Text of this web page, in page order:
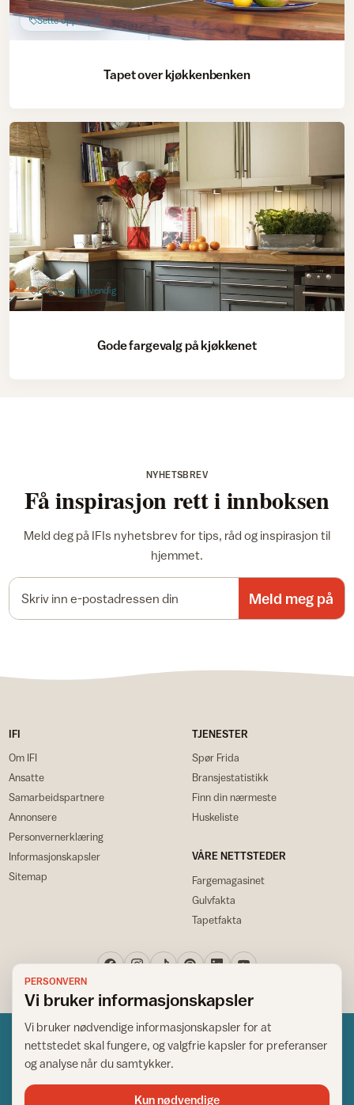
Sette opp tapet
Tapet over kjøkkenbenken
Fargevalg innvendig
Gode fargevalg på kjøkkenet
NYHETSBREV
Få inspirasjon rett i innboksen
Meld deg på IFIs nyhetsbrev for tips, råd og inspirasjon til
hjemmet.
Meld meg på
IFI
Om IFI
Ansatte
Samarbeidspartnere
Annonsere
Personvernerklæring
Informasjonskapsler
Sitemap
TJENESTER
Spør Frida
Bransjestatistikk
Finn din nærmeste
Huskeliste
VÅRE NETTSTEDER
Fargemagasinet
Gulvfakta
Tapetfakta
PERSONVERN
Vi bruker informasjonskapsler
Vi bruker nødvendige informasjonskapsler for at
nettstedet skal fungere, og valgfrie kapsler for preferanser
og analyse når du samtykker.
Kun nødvendige